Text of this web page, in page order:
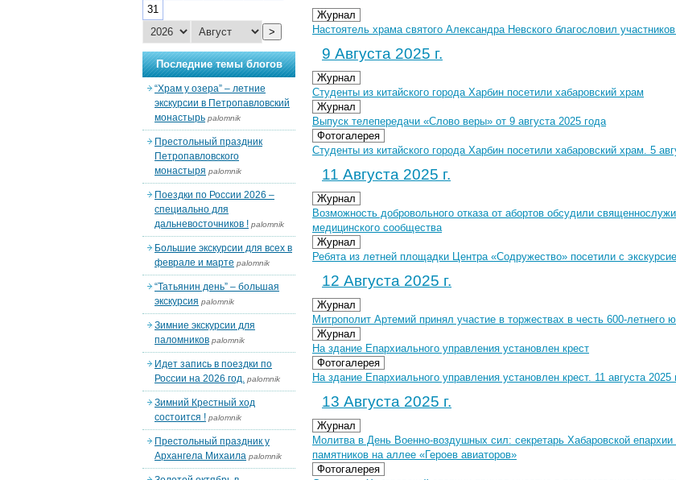
Журнал
Настоятель храма святого Александра Невского благословил
9 Августа 2025 г.
Журнал
Студенты из китайского города Харбин посетили хабаровский храм
Журнал
Выпуск телепередачи «Слово веры» от 9 августа 2025 года
Фотогалерея
Студенты из китайского города Харбин посетили хабаровский храм. 5
11 Августа 2025 г.
Журнал
Возможность добровольного отказа от абортов обсудили
медицинского сообщества
Журнал
Ребята из летней площадки Центра «Содружество» посетили с
12 Августа 2025 г.
Журнал
Митрополит Артемий принял участие в торжествах в честь 600-
Журнал
На здание Епархиального управления установлен крест
Фотогалерея
На здание Епархиального управления установлен крест. 11 августа 2025
13 Августа 2025 г.
Журнал
Молитва в День Военно-воздушных сил: секретарь Хабаровской
памятников на аллее «Героев авиаторов»
Фотогалерея
31
>
Последние темы блогов
“Храм у озера” – летние
экскурсии в Петропавловский
монастырь palomnik
Престольный праздник
Петропавловского
монастыря palomnik
Поездки по России 2026 –
специально для
дальневосточников ! palomnik
Большие экскурсии для всех в
феврале и марте palomnik
“Татьянин день” – большая
экскурсия palomnik
Зимние экскурсии для
паломников palomnik
Идет запись в поездки по
России на 2026 год. palomnik
Зимний Крестный ход
состоится ! palomnik
Престольный праздник у
Архангела Михаила palomnik